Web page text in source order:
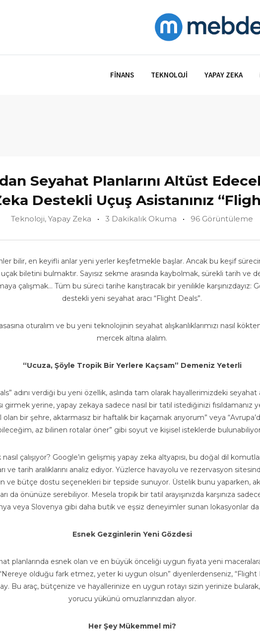
FINANS TEKNOLOJI YAPAY ZEKA
Seyahat Planlarını Altüst
Destekli Uçuş Asistanınız
Teknoloji, Yapay Zeka 3 Dakikalık Okuma 96 Görüntüleme
bilir, en keyifli anlar yeni yerler keşfetmekle başlar. Ancak bu keşif
biletini bulmaktır. Sayısız sekme arasında kaybolmak, sürekli tarih ve
çalışmak… Tüm bu süreci tarihe karıştıracak bir yenilikle karşınızdayız:
destekli yeni seyahat aracı “Flight Deals”.
oturalım ve bu yeni teknolojinin seyahat alışkanlıklarımızı nasıl
mercek altına alalım.
“Ucuza, Şöyle Tropik Bir Yerlere Kaçsam” Demeniz Yeterli
adını verdiği bu yeni özellik, aslında tam olarak hayallerimizdeki seyahat
girmek yerine, yapay zekaya sadece nasıl bir tatil istediğinizi fısıldamanız
bir şehre, aktarmasız bir haftalık bir kaçamak arıyorum” veya
az bilinen rotalar öner” gibi soyut ve kişisel isteklerde
çalışıyor? Google’ın gelişmiş yapay zeka altyapısı, bu doğal dil
ve tarih aralıklarını analiz ediyor. Yüzlerce havayolu ve rezervasyon
ve bütçe dostu seçenekleri bir tepside sunuyor. Üstelik bunu yaparken,
da önünüze serebiliyor. Mesela tropik bir tatil arayışınızda karşınıza
veya Slovenya gibi daha butik ve eşsiz deneyimler sunan lokasyonlar da
Esnek Gezginlerin Yeni Gözdesi
planlarında esnek olan ve en büyük önceliği uygun fiyata yeni
olduğu fark etmez, yeter ki uygun olsun” diyenlerdenseniz, “Flight
Bu araç, bütçenize ve hayallerinize en uygun rotayı sizin yerinize
yorucu yükünü omuzlarınızdan alıyor.
Her Şey Mükemmel mi?